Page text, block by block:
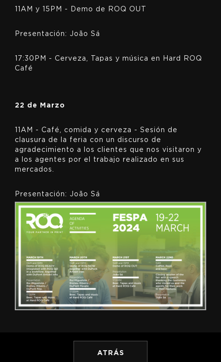
11AM y 15PM - Demo de ROQ OUT
Presentación: João Sá
17:30PM - Cerveza, Tapas y música en Hard ROQ
Café
22 de Marzo
11AM - Café, comida y cerveza - Sesión de
clausura de la feria con un discurso de
agradecimiento a los clientes que nos visitaron y
a los agentes por el trabajo realizado en sus
mercados.
Presentación: João Sá
ATRÁS